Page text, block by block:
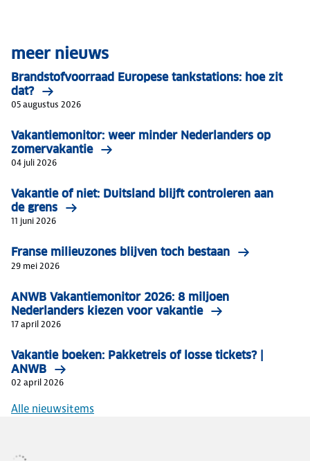
meer nieuws
Brandstofvoorraad Europese tankstations: hoe zit
dat?
05 augustus 2026
Vakantiemonitor: weer minder Nederlanders op
zomervakantie
04 juli 2026
Vakantie of niet: Duitsland blijft controleren aan
de grens
11 juni 2026
Franse milieuzones blijven toch bestaan
29 mei 2026
ANWB Vakantiemonitor 2026: 8 miljoen
Nederlanders kiezen voor vakantie
17 april 2026
Vakantie boeken: Pakketreis of losse tickets? |
ANWB
02 april 2026
Alle nieuwsitems